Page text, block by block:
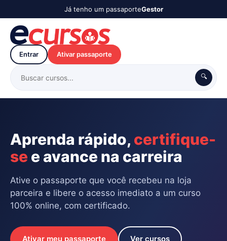
Já tenho um passaporteGestor
🔍
Entrar Ativar passaporte
Aprenda rápido, certifique-
se e avance na carreira
Ative o passaporte que você recebeu na loja
parceira e libere o acesso imediato a um curso
100% online, com certificado.
Ativar meu passaporte Ver cursos